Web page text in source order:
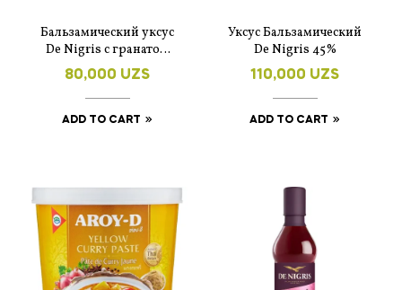
Бальзамический уксус
De Nigris с гранатом
250 мл.
80,000 UZS
ADD TO CART
Уксус Бальзамический
De Nigris 45%
110,000 UZS
ADD TO CART